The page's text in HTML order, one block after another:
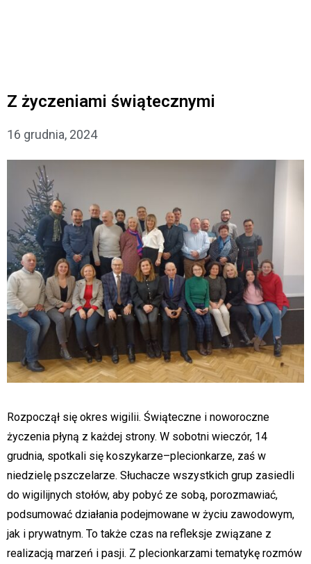
Z życzeniami świątecznymi
16 grudnia, 2024
Rozpoczął się okres wigilii. Świąteczne i noworoczne
życzenia płyną z każdej strony. W sobotni wieczór, 14
grudnia, spotkali się koszykarze–plecionkarze, zaś w
niedzielę pszczelarze. Słuchacze wszystkich grup zasiedli
do wigilijnych stołów, aby pobyć ze sobą, porozmawiać,
podsumować działania podejmowane w życiu zawodowym,
jak i prywatnym. To także czas na refleksje związane z
realizacją marzeń i pasji. Z plecionkarzami tematykę rozmów